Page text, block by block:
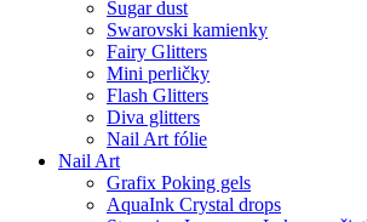
Sugar dust
Swarovski kamienky
Fairy Glitters
Mini perličky
Flash Glitters
Diva glitters
Nail Art fólie
Nail Art
Grafix Poking gels
AquaInk Crystal drops